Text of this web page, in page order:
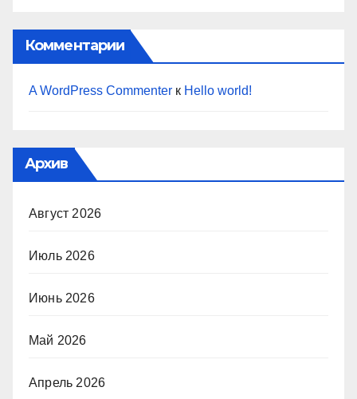
Комментарии
A WordPress Commenter к Hello world!
Архив
Август 2026
Июль 2026
Июнь 2026
Май 2026
Апрель 2026